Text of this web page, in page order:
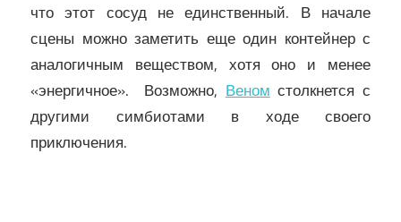
что этот сосуд не единственный. В начале
сцены можно заметить еще один контейнер с
аналогичным веществом, хотя оно и менее
«энергичное». Возможно, Веном столкнется с
другими симбиотами в ходе своего
приключения.